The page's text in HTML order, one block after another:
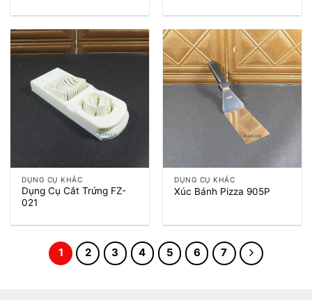
DỤNG CỤ KHÁC
Dụng Cụ Cắt Trứng FZ-
021
DỤNG CỤ KHÁC
Xúc Bánh Pizza 905P
1 2 3 4 5 6 7